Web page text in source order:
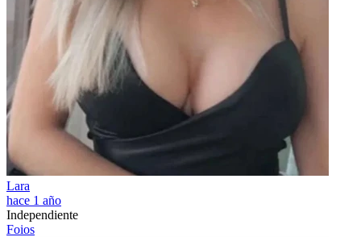
Lara
hace 1 año
Independiente
Foios